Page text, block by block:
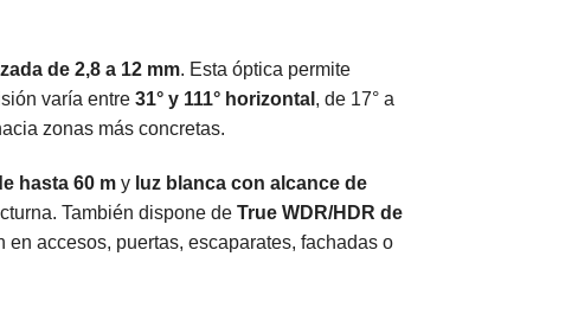
de 2,8 a 12 mm. Esta óptica permite
varía entre 31° y 111° horizontal , de 17° a
zonas más concretas.
hasta 60 m y luz blanca con alcance de
También dispone de True WDR/HDR de
accesos, puertas, escaparates, fachadas o